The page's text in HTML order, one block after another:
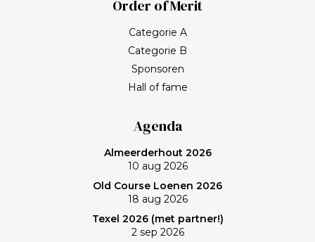
Order of Merit
Categorie A
Categorie B
Sponsoren
Hall of fame
Agenda
Almeerderhout 2026
10 aug 2026
Old Course Loenen 2026
18 aug 2026
Texel 2026 (met partner!)
2 sep 2026